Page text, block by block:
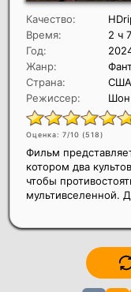
Качество:
Время:
2 ч
Год:
Жанр:
Страна:
США
Режиссер:
Шон
Оценка: 7/10 (518)
Фильм
котором два
чтобы
мультивселенной.